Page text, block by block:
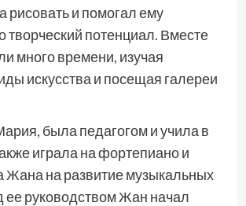
рисовать и помогал ему
творческий потенциал. Вместе
много времени, изучая
искусства и посещая галереи
была педагогом и учила в
играла на фортепиано и
Жана на развитие музыкальных
ее руководством Жан начал